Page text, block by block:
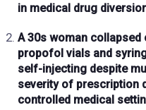
in medical drug
A30s woman collapsed
propofol vials and
self-injecting despite
severity of prescription
controlled medical